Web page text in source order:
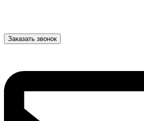
Заказать звонок